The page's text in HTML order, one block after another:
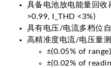
具备电池放电能量回收
>0.99, I_THD <3%)
具有电压/电流多档位
高精准度电流/电压量测
±(0.05% of range)
±(0.02% of